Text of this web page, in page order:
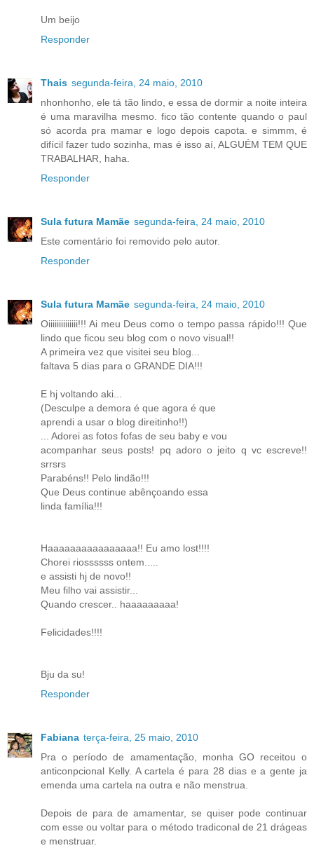
Um beijo
Responder
Thais segunda-feira, 24 maio, 2010
nhonhonho, ele tá tão lindo, e essa de dormir a noite inteira
é uma maravilha mesmo. fico tão contente quando o paul
só acorda pra mamar e logo depois capota. e simmm, é
difícil fazer tudo sozinha, mas é isso aí, ALGUÉM TEM QUE
TRABALHAR, haha.
Responder
Sula futura Mamãe segunda-feira, 24 maio, 2010
Este comentário foi removido pelo autor.
Responder
Sula futura Mamãe segunda-feira, 24 maio, 2010
Oiiiiiiiiiiiiii!!! Ai meu Deus como o tempo passa rápido!!! Que
lindo que ficou seu blog com o novo visual!!
A primeira vez que visitei seu blog...
faltava 5 dias para o GRANDE DIA!!!
E hj voltando aki...
(Desculpe a demora é que agora é que
aprendi a usar o blog direitinho!!)
... Adorei as fotos fofas de seu baby e vou
acompanhar seus posts! pq adoro o jeito q vc escreve!!
srrsrs
Parabéns!! Pelo lindão!!!
Que Deus continue abênçoando essa
linda família!!!
Haaaaaaaaaaaaaaaa!! Eu amo lost!!!!
Chorei riossssss ontem.....
e assisti hj de novo!!
Meu filho vai assistir...
Quando crescer.. haaaaaaaaa!
Felicidades!!!!
Bju da su!
Responder
Fabiana terça-feira, 25 maio, 2010
Pra o período de amamentação, monha GO receitou o
anticonpcional Kelly. A cartela é para 28 dias e a gente ja
emenda uma cartela na outra e não menstrua.
Depois de para de amamentar, se quiser pode continuar
com esse ou voltar para o método tradiconal de 21 drágeas
e menstruar.